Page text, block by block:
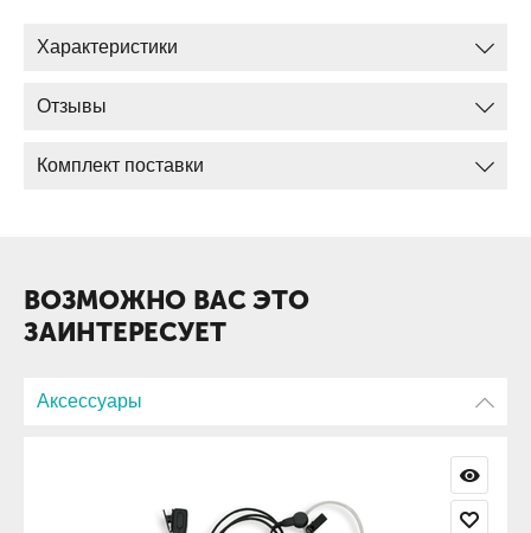
Радиостанция
Характеристики
Отзывы
Комплект поставки
ВОЗМОЖНО ВАС ЭТО
ЗАИНТЕРЕСУЕТ
Аксессуары